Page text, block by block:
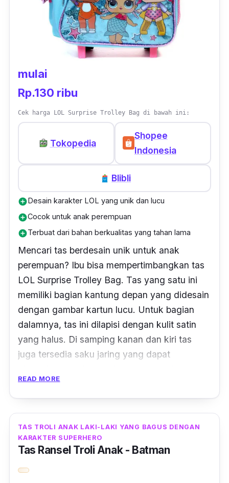
mendukung aktivitas buah hati.
mulai
Rp.130 ribu
Cek harga LOL Surprise Trolley Bag di bawah ini:
Tokopedia
Shopee
Indonesia
Blibli
add_circleDesain karakter LOL yang unik dan lucu
add_circleCocok untuk anak perempuan
add_circleTerbuat dari bahan berkualitas yang tahan lama
Mencari tas berdesain unik untuk anak
perempuan? Ibu bisa mempertimbangkan tas
LOL Surprise Trolley Bag. Tas yang satu ini
memiliki bagian kantung depan yang didesain
dengan gambar kartun lucu. Untuk bagian
dalamnya, tas ini dilapisi dengan kulit satin
yang halus. Di samping kanan dan kiri tas
juga tersedia saku jaring yang dapat
anak.
mikro wajik yang tetap awet hingga lama.
Tersedia banyak pilihan tas dengan karakter
LOL yang lucu dan menggemaskan. Tas imut
ini cocok banget dipakai anak perempuan ke
READ MORE
TAS TROLI ANAK LAKI-LAKI YANG BAGUS DENGAN
KARAKTER SUPERHERO
Tas Ransel Troli Anak - Batman